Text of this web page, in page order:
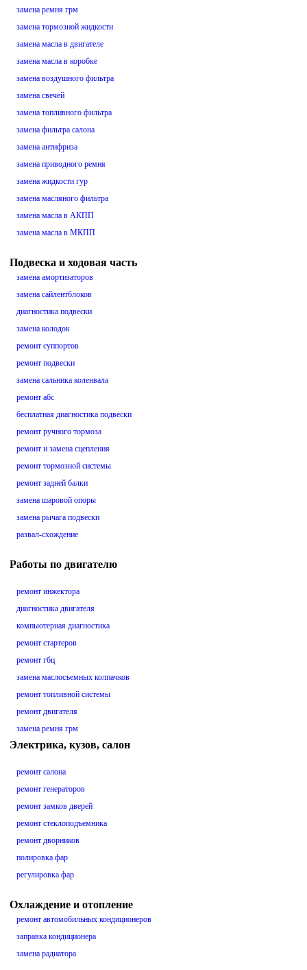
замена ремня грм
замена тормозной жидкости
замена масла в двигателе
замена масла в коробке
замена воздушного фильтра
замена свечей
замена топливного фильтра
замена фильтра салона
замена антифриза
замена приводного ремня
замена жидкости гур
замена масляного фильтра
замена масла в АКПП
замена масла в МКПП
Подвеска и ходовая часть
замена амортизаторов
замена сайлентблоков
диагностика подвески
замена колодок
ремонт суппортов
ремонт подвески
замена сальника коленвала
ремонт абс
бесплатная диагностика подвески
ремонт ручного тормоза
ремонт и замена сцепления
ремонт тормозной системы
ремонт задней балки
замена шаровой опоры
замена рычага подвески
развал-схождение
Работы по двигателю
ремонт инжектора
диагностика двигателя
компьютерная диагностика
ремонт стартеров
ремонт гбц
замена маслосъемных колпачков
ремонт топливной системы
ремонт двигателя
замена ремня грм
Электрика, кузов, салон
ремонт салона
ремонт генераторов
ремонт замков дверей
ремонт стеклоподъемника
ремонт дворников
полировка фар
регулировка фар
Охлаждение и отопление
ремонт автомобильных кондиционеров
заправка кондиционера
замена радиатора